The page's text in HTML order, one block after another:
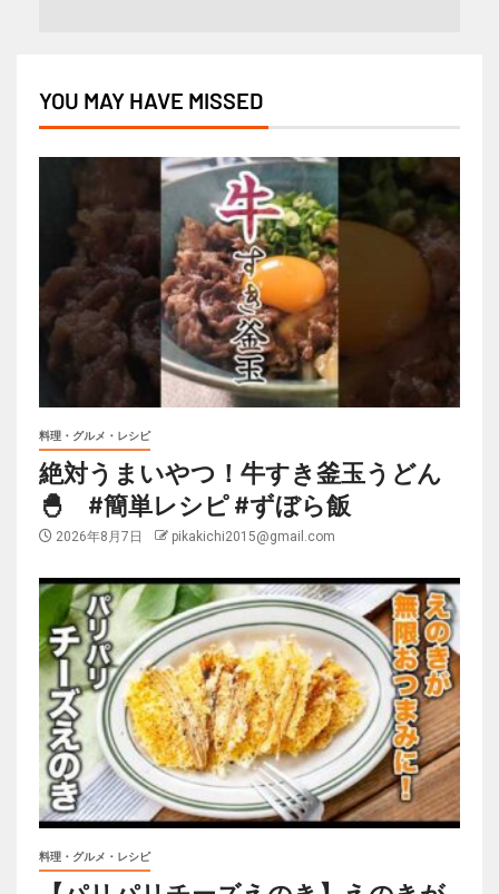
YOU MAY HAVE MISSED
料理・グルメ・レシピ
絶対うまいやつ！牛すき釜玉うどん
🐣 #簡単レシピ #ずぼら飯
2026年8月7日 pikakichi2015@gmail.com
料理・グルメ・レシピ